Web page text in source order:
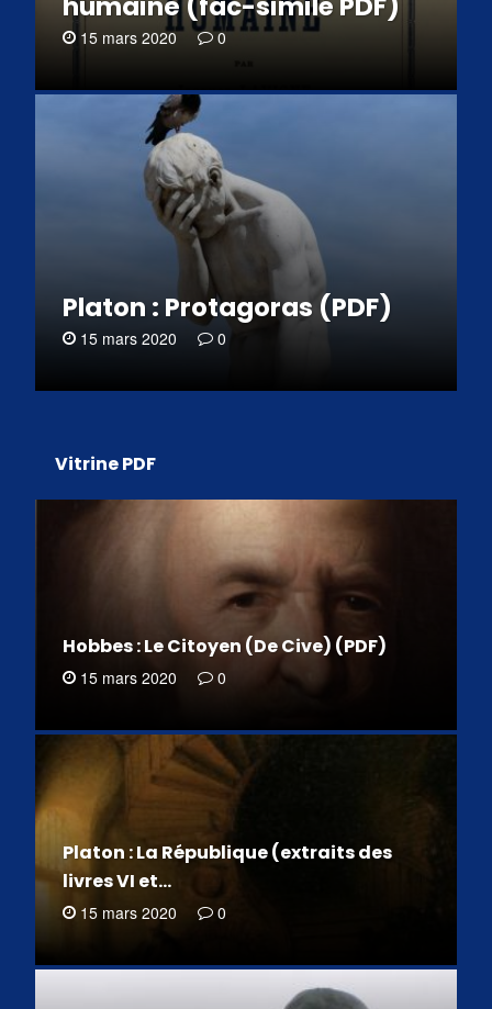
15 mars 2020 0
Platon : Protagoras (PDF)
15 mars 2020 0
Vitrine PDF
Hobbes : Le Citoyen (De Cive) (PDF)
15 mars 2020 0
Platon : La République (extraits des
livres VI et…
15 mars 2020 0